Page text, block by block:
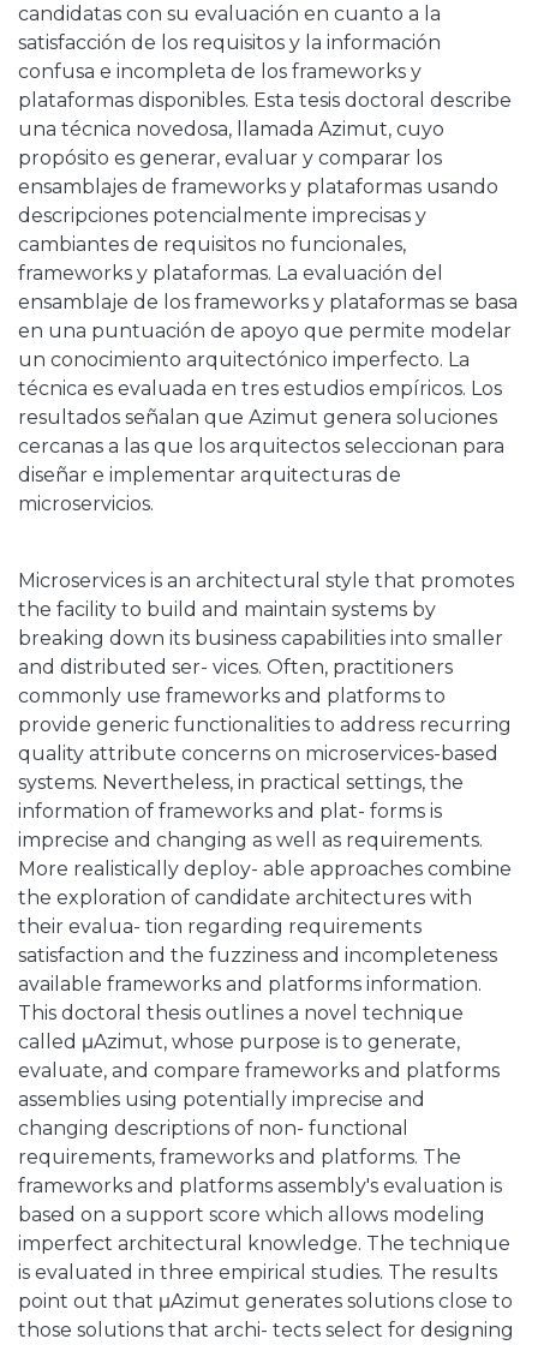
candidatas con su evaluación en cuanto a la
satisfacción de los requisitos y la información
confusa e incompleta de los frameworks y
plataformas disponibles. Esta tesis doctoral describe
una técnica novedosa, llamada Azimut, cuyo
propósito es generar, evaluar y comparar los
ensamblajes de frameworks y plataformas usando
descripciones potencialmente imprecisas y
cambiantes de requisitos no funcionales,
frameworks y plataformas. La evaluación del
ensamblaje de los frameworks y plataformas se basa
en una puntuación de apoyo que permite modelar
un conocimiento arquitectónico imperfecto. La
técnica es evaluada en tres estudios empíricos. Los
resultados señalan que Azimut genera soluciones
cercanas a las que los arquitectos seleccionan para
diseñar e implementar arquitecturas de
microservicios.
Microservices is an architectural style that promotes
the facility to build and maintain systems by
breaking down its business capabilities into smaller
and distributed ser- vices. Often, practitioners
commonly use frameworks and platforms to
provide generic functionalities to address recurring
quality attribute concerns on microservices-based
systems. Nevertheless, in practical settings, the
information of frameworks and plat- forms is
imprecise and changing as well as requirements.
More realistically deploy- able approaches combine
the exploration of candidate architectures with
their evalua- tion regarding requirements
satisfaction and the fuzziness and incompleteness
available frameworks and platforms information.
This doctoral thesis outlines a novel technique
called μAzimut, whose purpose is to generate,
evaluate, and compare frameworks and platforms
assemblies using potentially imprecise and
changing descriptions of non- functional
requirements, frameworks and platforms. The
frameworks and platforms assembly's evaluation is
based on a support score which allows modeling
imperfect architectural knowledge. The technique
is evaluated in three empirical studies. The results
point out that μAzimut generates solutions close to
those solutions that archi- tects select for designing